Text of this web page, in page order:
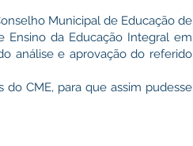
Municipal de Educação de
da Educação Integral em
análise e aprovação do referido
CME, para que assim pudesse